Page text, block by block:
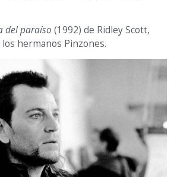
del paraíso (1992) de Ridley Scott,
hermanos Pinzones.